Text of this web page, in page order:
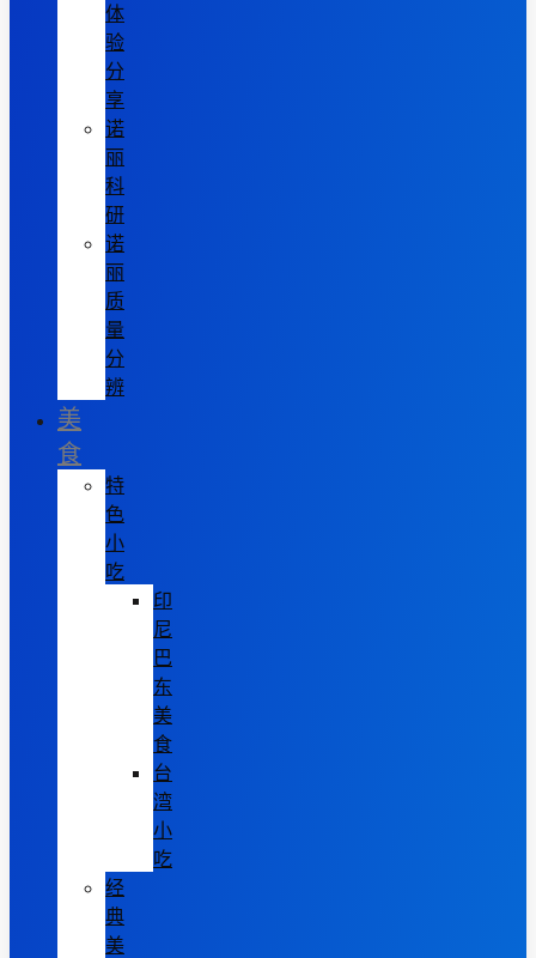
体
验
分
享
诺
丽
科
研
诺
丽
质
量
分
辨
美
食
特
色
小
吃
印
尼
巴
东
美
食
台
湾
小
吃
经
典
美